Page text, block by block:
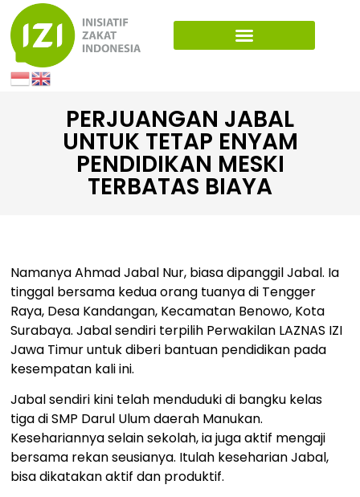
PERJUANGAN JABAL
UNTUK TETAP ENYAM
PENDIDIKAN MESKI
TERBATAS BIAYA
Namanya Ahmad Jabal Nur, biasa dipanggil Jabal. Ia
tinggal bersama kedua orang tuanya di Tengger
Raya, Desa Kandangan, Kecamatan Benowo, Kota
Surabaya. Jabal sendiri terpilih Perwakilan LAZNAS IZI
Jawa Timur untuk diberi bantuan pendidikan pada
kesempatan kali ini.
Jabal sendiri kini telah menduduki di bangku kelas
tiga di SMP Darul Ulum daerah Manukan.
Kesehariannya selain sekolah, ia juga aktif mengaji
bersama rekan seusianya. Itulah keseharian Jabal,
bisa dikatakan aktif dan produktif.